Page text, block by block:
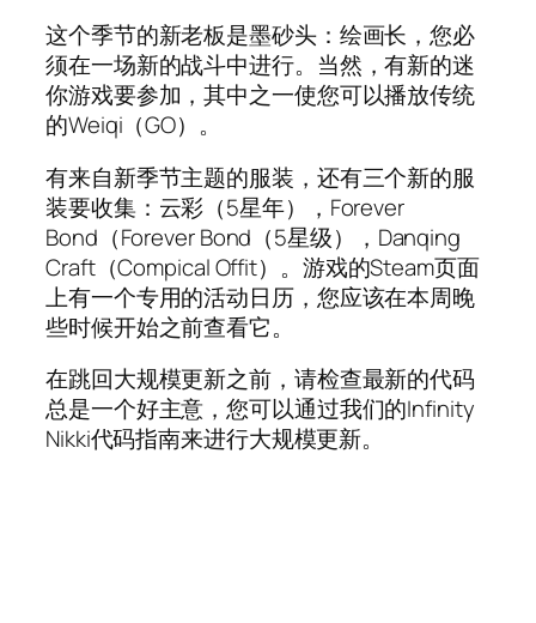
这个季节的新老板是墨砂头：绘画长，您必
须在一场新的战斗中进行。当然，有新的迷
你游戏要参加，其中之一使您可以播放传统
的Weiqi（GO）。
有来自新季节主题的服装，还有三个新的服
装要收集：云彩（5星年），Forever
Bond（Forever Bond（5星级），Danqing
Craft（Compical Offit）。游戏的Steam页面
上有一个专用的活动日历，您应该在本周晚
些时候开始之前查看它。
在跳回大规模更新之前，请检查最新的代码
总是一个好主意，您可以通过我们的Infinity
Nikki代码指南来进行大规模更新。